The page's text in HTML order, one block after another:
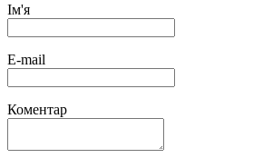
Ім'я
E-mail
Коментар